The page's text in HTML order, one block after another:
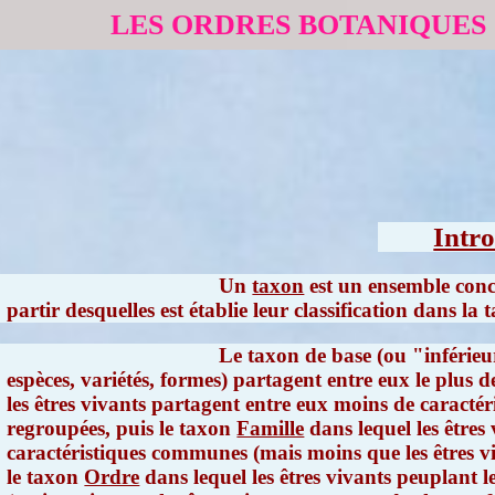
LES ORDRES BOTANIQUES
Untaxon est un ensemble
partir desquelles est établie leur classification dans la
Le taxon de base (ou
espèces, variétés, formes) partagent entre eux le plus
les êtres vivants partagent entre eux moins de
regroupées, puis le taxonFamille dans lequel les
caractéristiques communes (mais moins que les êtres
le taxon Ordre dans lequel les êtres vivants peuplant